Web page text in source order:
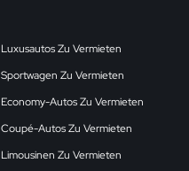
Luxusautos Zu Vermieten
Sportwagen Zu Vermieten
Economy-Autos Zu Vermieten
Coupé-Autos Zu Vermieten
Limousinen Zu Vermieten